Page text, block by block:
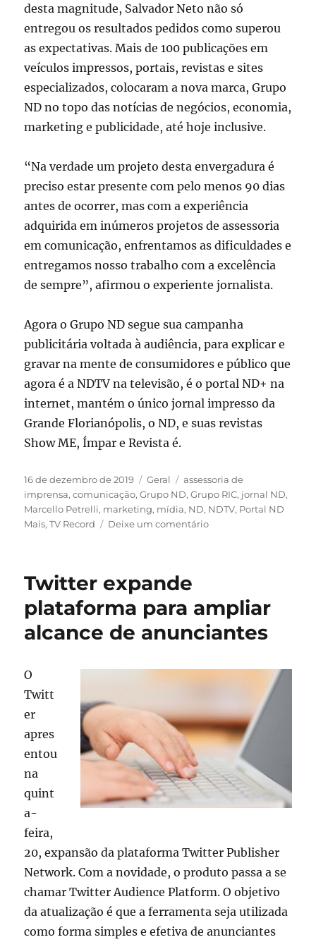
desta magnitude, Salvador Neto não só
entregou os resultados pedidos como superou
as expectativas. Mais de 100 publicações em
veículos impressos, portais, revistas e sites
especializados, colocaram a nova marca, Grupo
ND no topo das notícias de negócios, economia,
marketing e publicidade, até hoje inclusive.
“Na verdade um projeto desta envergadura é
preciso estar presente com pelo menos 90 dias
antes de ocorrer, mas com a experiência
adquirida em inúmeros projetos de assessoria
em comunicação, enfrentamos as dificuldades e
entregamos nosso trabalho com a excelência
de sempre”, afirmou o experiente jornalista.
Agora o Grupo ND segue sua campanha
publicitária voltada à audiência, para explicar e
gravar na mente de consumidores e público que
agora é a NDTV na televisão, é o portal ND+ na
internet, mantém o único jornal impresso da
Grande Florianópolis, o ND, e suas revistas
Show ME, Ímpar e Revista é.
Publicado
em
16 de dezembro de 2019 Categorias
Geral Tags
assessoria de
imprensa,comunicação,Grupo ND,Grupo RIC, jornal ND,
Marcello Petrelli, marketing, mídia, ND, NDTV, Portal ND
Mais,TV Record Deixe um comentárioem
Grupo
ND
é
sucesso
Twitter expande
plataforma para ampliar
alcance de anunciantes
O
Twitt
er
apres
entou
na
quint
a-
feira,
20, expansão da plataforma Twitter Publisher
Network. Com a novidade, o produto passa a se
chamar Twitter Audience Platform. O objetivo
da atualização é que a ferramenta seja utilizada
como forma simples e efetiva de anunciantes